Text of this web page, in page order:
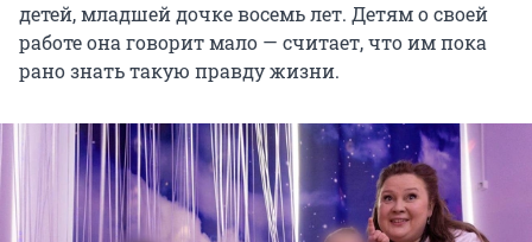
детей, младшей дочке восемь лет. Детям о своей
работе она говорит мало — считает, что им пока
рано знать такую правду жизни.